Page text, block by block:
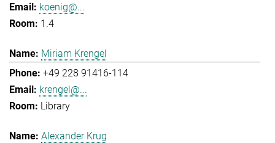
koenig@...
1.4
Miriam Krengel
+49 228 91416-114
krengel@...
Library
Alexander Krug